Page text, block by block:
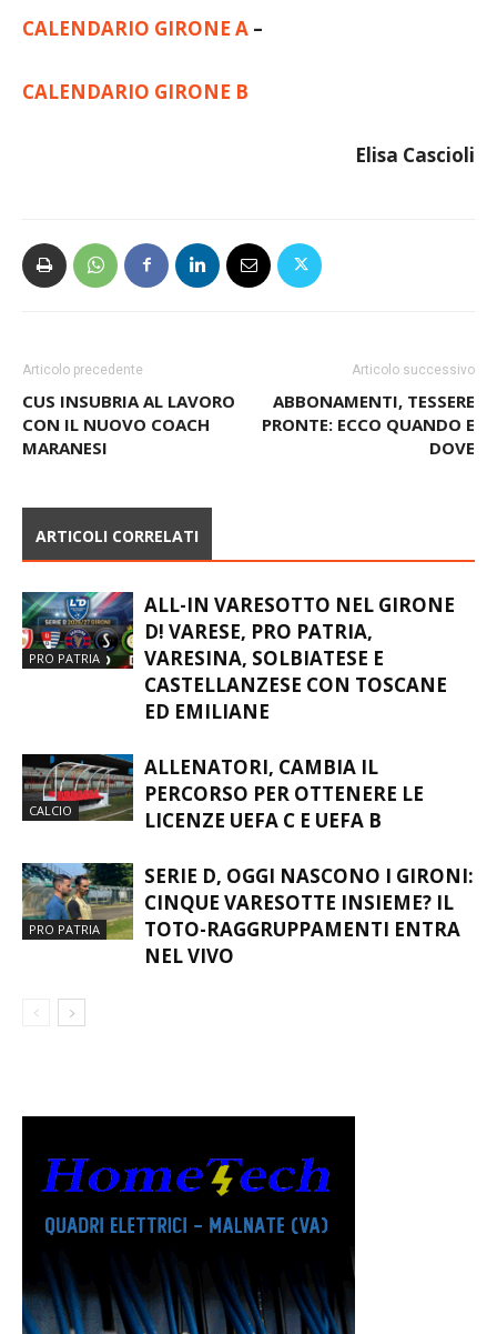
Articolo precedente
CON IL NUOVO COACH
MARANESI
Articolo successivo
ARTICOLI CORRELATI
ALL-IN VARESOTTO NEL GIRONE
D! VARESE, PRO PATRIA,
CASTELLANZESE CON TOSCANE
ED EMILIANE
CALCIO
PERCORSO PER OTTENERE LE
LICENZE UEFA C E UEFA B
PRO PATRIA
SERIE D, OGGI NASCONO I GIRONI: